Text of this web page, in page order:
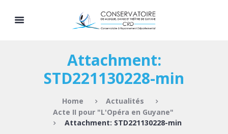
Attachment:
STD221130228-min
Home
Actualités
Acte II pour "L'Opéra en Guyane"
Attachment: STD221130228-min